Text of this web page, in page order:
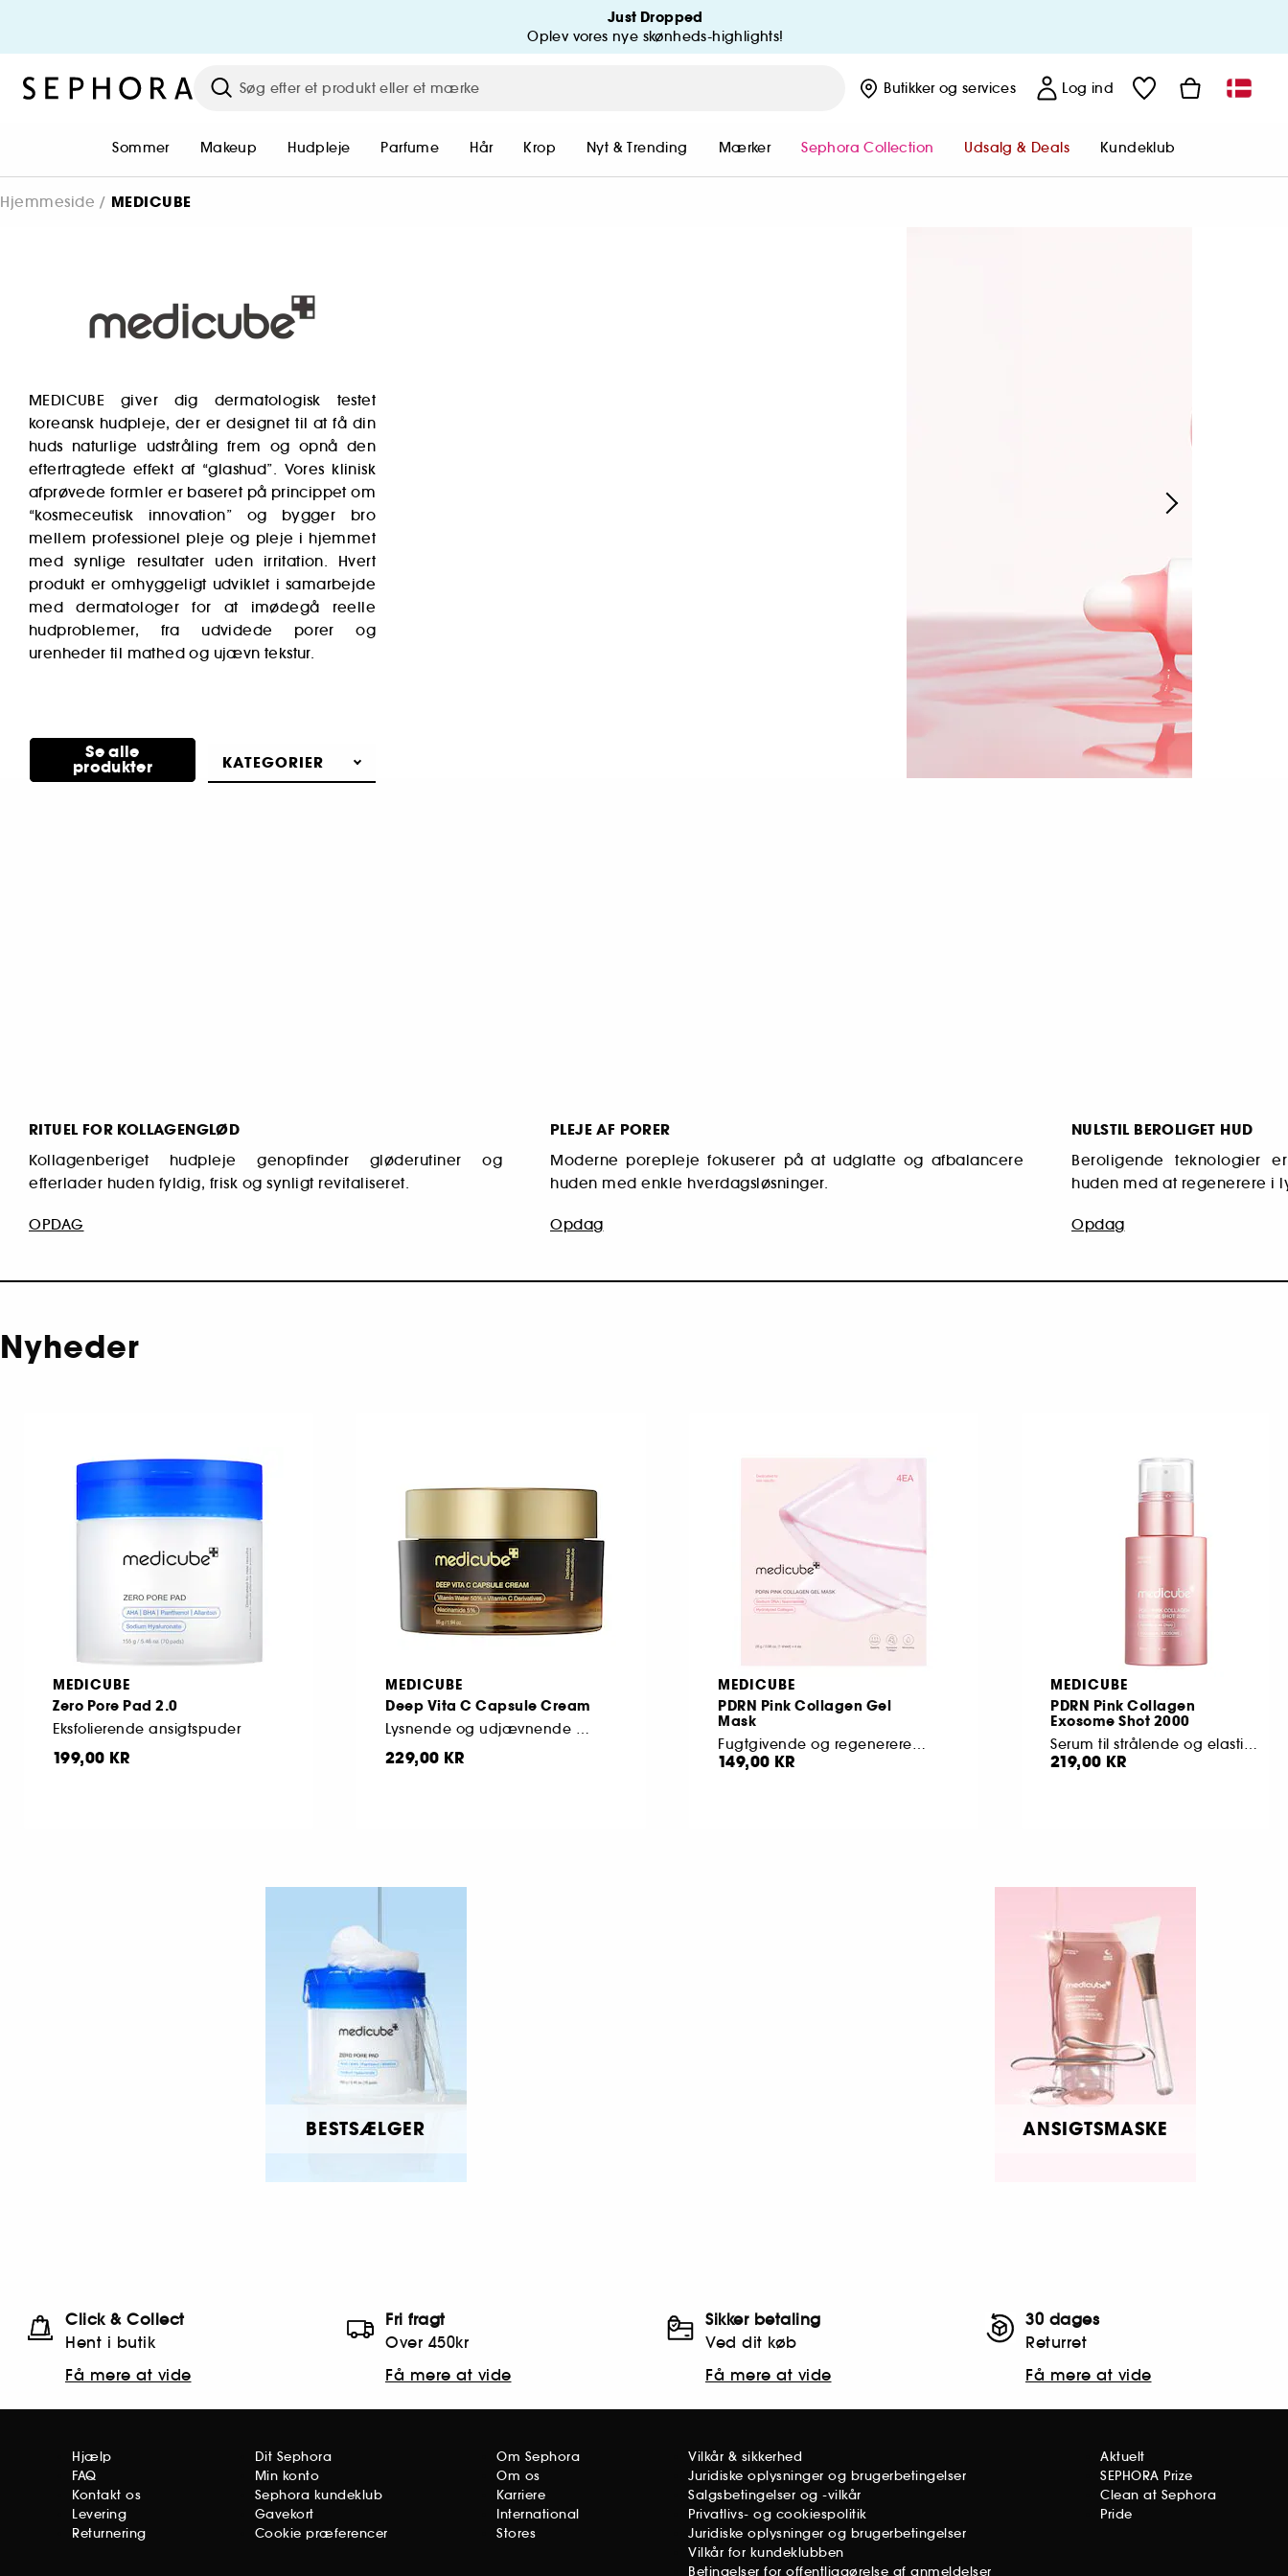
Just Dropped
Oplev vores nye skønheds-highlights!
Butikker og services Log ind
Sommer Makeup Hudpleje Parfume Hår Krop Nyt & Trending Mærker Sephora Collection Udsalg & Deals Kundeklub
Hjemmeside MEDICUBE
MEDICUBE giver dig dermatologisk testet
koreansk hudpleje, der er designet til at få din
huds naturlige udstråling frem og opnå den
eftertragtede effekt af “glashud”. Vores klinisk
afprøvede formler er baseret på princippet om
“kosmeceutisk innovation” og bygger bro
mellem professionel pleje og pleje i hjemmet
med synlige resultater uden irritation. Hvert
produkt er omhyggeligt udviklet i samarbejde
med dermatologer for at imødegå reelle
hudproblemer, fra udvidede porer og
urenheder til mathed og ujævn tekstur.
Se alle
produkter KATEGORIER
RITUEL FOR KOLLAGENGLØD
Kollagenberiget hudpleje genopfinder gløderutiner og
efterlader huden fyldig, frisk og synligt revitaliseret.
OPDAG
PLEJE AF PORER
Moderne porepleje fokuserer på at udglatte og afbalancere
huden med enkle hverdagsløsninger.
Opdag
NULSTIL BEROLIGET HUD
Beroligende teknologier
huden med at regenerere i
Opdag
Nyheder
MEDICUBE
Zero Pore Pad 2.0
Eksfolierende ansigtspuder
199,00 KR
MEDICUBE
Deep Vita C Capsule Cream
Lysnende og udjævnende ansigtscreme
229,00 KR
MEDICUBE
PDRN Pink Collagen Gel
Mask
Fugtgivende og regenererende gelmaske til ansigtet
149,00 KR
MEDICUBE
PDRN Pink Collagen
Exosome Shot 2000
Serum til strålende og elastisk hud
219,00 KR
BESTSÆLGER ANSIGTSMASKE
Click & Collect
Hent i butik
Få mere at vide
Fri fragt
Over 450kr
Få mere at vide
Sikker betaling
Ved dit køb
Få mere at vide
30 dages
Returret
Få mere at vide
Hjælp
FAQ
Kontakt os
Levering
Returnering
Dit Sephora
Min konto
Sephora kundeklub
Gavekort
Cookie præferencer
Om Sephora
Om os
Karriere
International
Stores
Vilkår & sikkerhed
Juridiske oplysninger og brugerbetingelser
Salgsbetingelser og -vilkår
Privatlivs- og cookiespolitik
Juridiske oplysninger og brugerbetingelser
Vilkår for kundeklubben
Betingelser for offentliggørelse af anmeldelser
Aktuelt
SEPHORA Prize
Clean at Sephora
Pride